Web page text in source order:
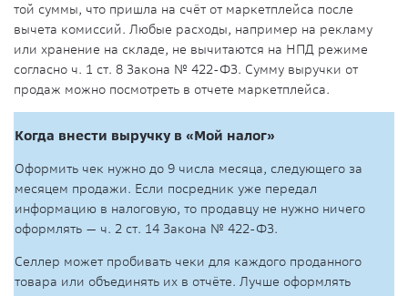
той суммы, что пришла на счёт от маркетплейса после
вычета комиссий. Любые расходы, например на рекламу
или хранение на складе, не вычитаются на НПД режиме
согласно ч. 1 ст. 8 Закона № 422-ФЗ. Сумму выручки от
продаж можно посмотреть в отчете маркетплейса.
Когда внести выручку в «Мой налог»
Оформить чек нужно до 9 числа месяца, следующего за
месяцем продажи. Если посредник уже передал
информацию в налоговую, то продавцу не нужно ничего
оформлять — ч. 2 ст. 14 Закона № 422-ФЗ.
Селлер может пробивать чеки для каждого проданного
товара или объединять их в отчёте. Лучше оформлять